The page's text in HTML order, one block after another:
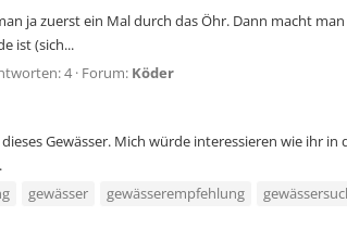
ja zuerst ein Mal durch das Öhr. Dann macht
ist (sich...
4 Forum: Köder
Gewässer. Mich würde interessieren wie ihr
gewässer gewässerempfehlung